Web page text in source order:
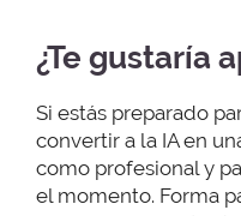
¿Te gustaría
Si estás preparado
convertir a la IA en
como profesional y
el momento. Forma